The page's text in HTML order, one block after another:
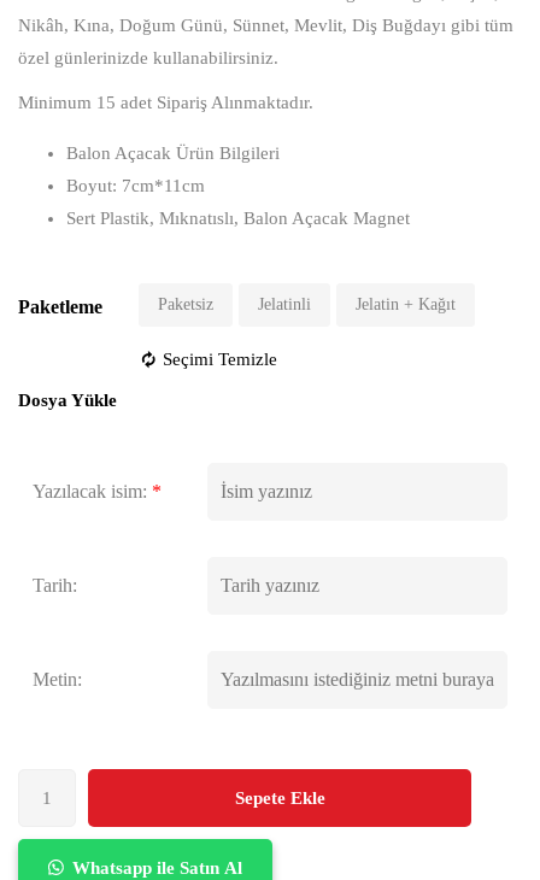
Nikâh, Kına, Doğum Günü, Sünnet, Mevlit, Diş Buğdayı gibi tüm
özel günlerinizde kullanabilirsiniz.
Minimum 15 adet Sipariş Alınmaktadır.
Balon Açacak Ürün Bilgileri
Boyut: 7cm*11cm
Sert Plastik, Mıknatıslı, Balon Açacak Magnet
Paketleme Paketsiz Jelatinli Jelatin + Kağıt
Seçimi Temizle
Dosya Yükle
Yazılacak isim: *
Tarih:
Metin:
Sepete Ekle
Whatsapp ile Satın Al